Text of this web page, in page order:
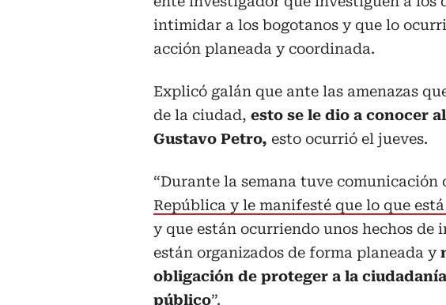
intimidar a los bogotanos y que lo
acción planeada y coordinada.
Explicó galán que ante las amenazas
de la ciudad, esto se le dio a conocer
Gustavo Petro, esto ocurrió el jueves.
“Durante la semana tuve comunicación
República y le manifesté que lo que
y que están ocurriendo unos hechos
están organizados de forma planeada y
obligación de proteger a la
público”.